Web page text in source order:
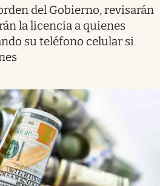
del Gobierno, revisarán
la licencia a quienes
su teléfono celular si